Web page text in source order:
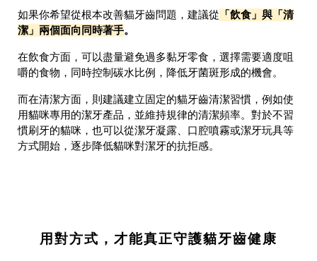
如果你希望從根本改善貓牙齒問題，建議從
「飲食」與「清
潔」兩個面向同時著手。
在飲食方面，可以盡量避免過多黏牙零食，選擇需要適度咀
嚼的食物，同時控制碳水比例，降低牙菌斑形成的機會。
而在清潔方面，則建議建立固定的貓牙齒清潔習慣，例如使
用貓咪專用的潔牙產品，並維持規律的清潔頻率。對於不習
慣刷牙的貓咪，也可以從潔牙凝露、口腔噴霧或潔牙玩具等
方式開始，逐步降低貓咪對潔牙的抗拒感。
用對方式，才能真正守護貓牙齒健康